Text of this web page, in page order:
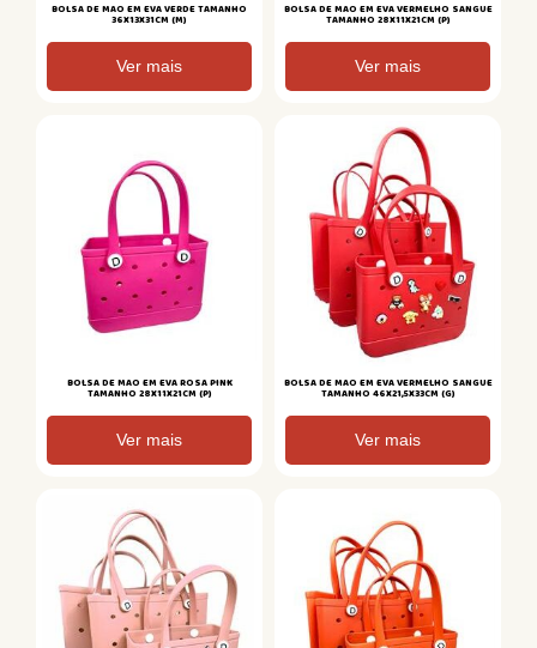
BOLSA DE MAO EM EVA VERDE TAMANHO
36X13X31CM (M)
Ver mais
BOLSA DE MAO EM EVA VERMELHO SANGUE
TAMANHO 28X11X21CM (P)
Ver mais
BOLSA DE MAO EM EVA ROSA PINK
TAMANHO 28X11X21CM (P)
Ver mais
BOLSA DE MAO EM EVA VERMELHO SANGUE
TAMANHO 46X21,5X33CM (G)
Ver mais